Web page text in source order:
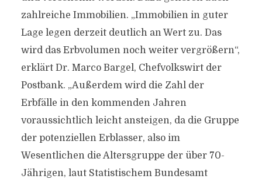
zahlreiche Immobilien. „Immobilien in guter
Lage legen derzeit deutlich an Wert zu. Das
wird das Erbvolumen noch weiter vergrößern“,
erklärt Dr. Marco Bargel, Chefvolkswirt der
Postbank. „Außerdem wird die Zahl der
Erbfälle in den kommenden Jahren
voraussichtlich leicht ansteigen, da die Gruppe
der potenziellen Erblasser, also im
Wesentlichen die Altersgruppe der über 70-
Jährigen, laut Statistischem Bundesamt